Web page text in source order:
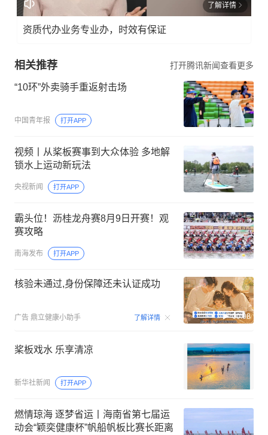
了解详情
资质代办业务专业办，时效有保证
相关推荐 打开腾讯新闻查看更多
“10环”外卖骑手重返射击场
中国青年报 打开APP
视频丨从桨板赛事到大众体验 多地解
锁水上运动新玩法
央视新闻 打开APP
霸头位！沥桂龙舟赛8月9日开赛！观
赛攻略
南海发布 打开APP
核验未通过,身份保障还未认证成功
广告 鼎立健康小助手 了解详情 00:08
桨板戏水 乐享清凉
新华社新闻 打开APP
燃情琼海 逐梦省运丨海南省第七届运
动会“颖奕健康杯”帆船帆板比赛长距离